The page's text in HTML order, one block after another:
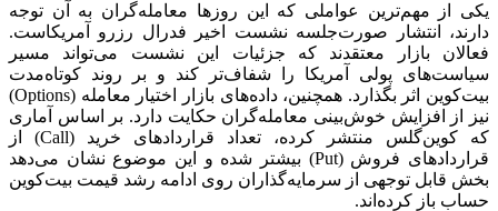
یکی از مهم‌ترین عواملی که این روزها معامله‌گران به آن توجه
دارند، انتشار صورت‌جلسه نشست اخیر فدرال رزرو آمریکاست.
فعالان بازار معتقدند که جزئیات این نشست می‌تواند مسیر
سیاست‌های پولی آمریکا را شفاف‌تر کند و بر روند کوتاه‌مدت
بیت‌کوین اثر بگذارد. همچنین، داده‌های بازار اختیار معامله (Options)
نیز از افزایش خوش‌بینی معامله‌گران حکایت دارد. بر اساس آماری
که کوین‌گلس منتشر کرده، تعداد قراردادهای خرید (Call) از
قراردادهای فروش (Put) بیشتر شده و این موضوع نشان می‌دهد
بخش قابل توجهی از سرمایه‌گذاران روی ادامه رشد قیمت بیت‌کوین
حساب باز کرده‌اند.